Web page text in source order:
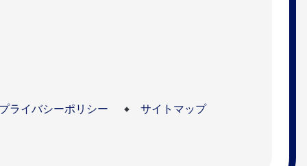
ライバシーポリシー サイトマップ